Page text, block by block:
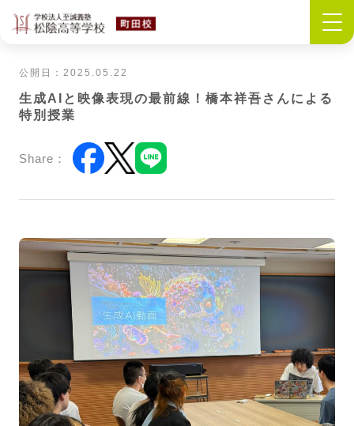
公開日：2025.05.22
生成AIと映像表現の最前線！橋本祥吾さんによる
特別授業
Share：